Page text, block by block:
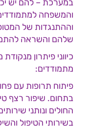
במערכת – להם יש
והמשפחה
וההתנגדות של
שלהם והשראה
כיווני פיתרון
מתמודדים:
פיתוח תרופות עם
החולים ונותני
בשירותי הטיפול